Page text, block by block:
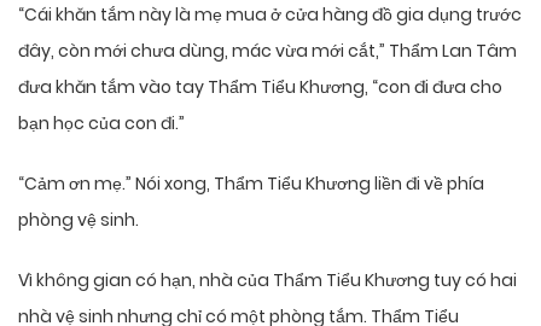
“Cái khăn tắm này là mẹ mua ở cửa hàng đồ gia dụng trước
đây, còn mới chưa dùng, mác vừa mới cắt,” Thẩm Lan Tâm
đưa khăn tắm vào tay Thẩm Tiểu Khương, “con đi đưa cho
bạn học của con đi.”
“Cảm ơn mẹ.” Nói xong, Thẩm Tiểu Khương liền đi về phía
phòng vệ sinh.
Vì không gian có hạn, nhà của Thẩm Tiểu Khương tuy có hai
nhà vệ sinh nhưng chỉ có một phòng tắm. Thẩm Tiểu